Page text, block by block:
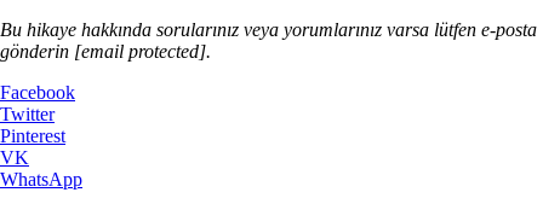
Bu hikaye hakkında sorularınız veya yorumlarınız varsa lütfen e-posta
gönderin [email protected].
Facebook
Twitter
Pinterest
VK
WhatsApp